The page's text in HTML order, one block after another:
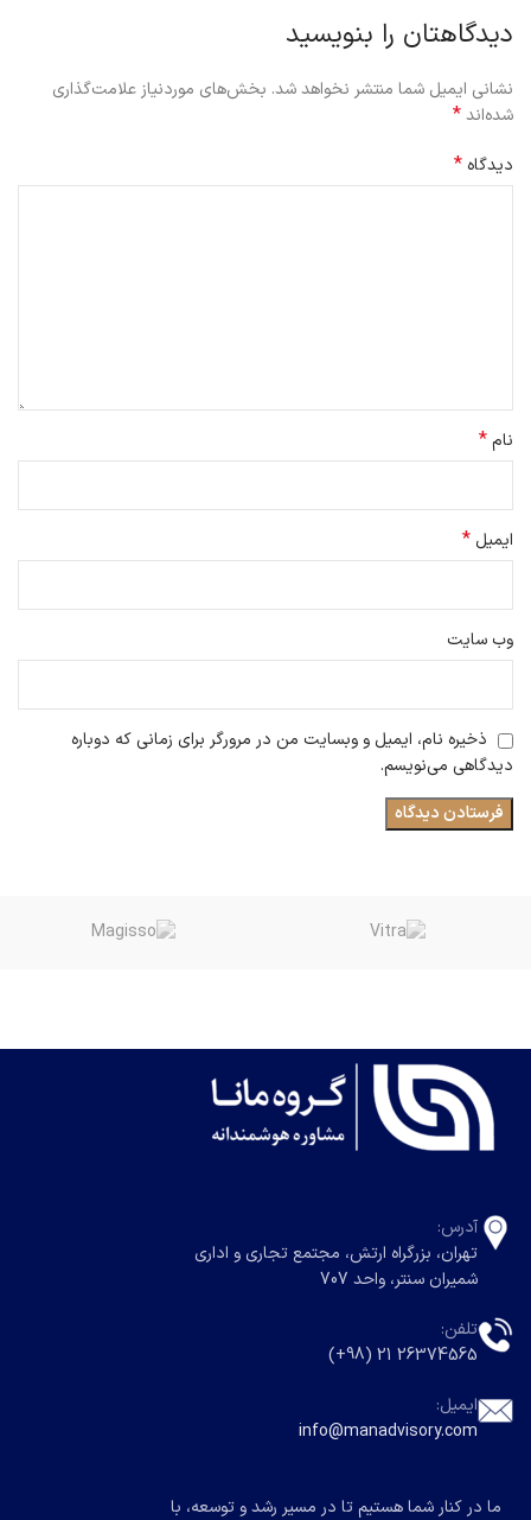
دیدگاهتان را بنویسید
نشانی ایمیل شما منتشر نخواهد شد. بخش‌های موردنیاز علامت‌گذاری
شده‌اند*
دیدگاه *
نام*
ایمیل *
وب‌ سایت
ذخیره نام، ایمیل و وبسایت من در مرورگر برای زمانی که دوباره
دیدگاهی می‌نویسم.
آدرس:
تهران، بزرگراه ارتش، مجتمع تجاری و اداری
شمیران سنتر، واحد 707
تلفن:
26374565 21 (98+)
ایمیل:
info@manadvisory.com
ما در کنار شما هستیم تا در مسیر رشد و توسعه، با